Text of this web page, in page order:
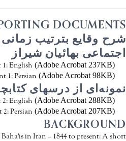
DOCUMENTS
شرح وقايع بترتيب
اجتماعی بهائیان شیراز
English (Adobe Acrobat 237KB)
1: Persian (Adobe Acrobat 98KB)
نمونه‌ای از درسهای
English (Adobe Acrobat 288KB)
Persian (Adobe Acrobat 207KB)
BACKGROUND
in Iran – 1844 to present: A short